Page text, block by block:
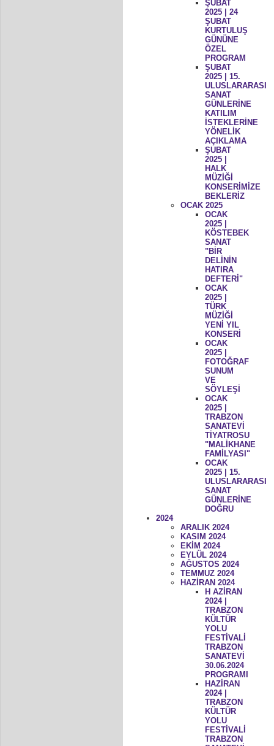
ŞUBAT
2025 | 24
ŞUBAT
KURTULUŞ
GÜNÜNE
ÖZEL
PROGRAM
ŞUBAT
2025 | 15.
ULUSLARARASI
SANAT
GÜNLERİNE
KATILIM
İSTEKLERİNE
YÖNELİK
AÇIKLAMA
ŞUBAT
2025 |
HALK
MÜZİĞİ
KONSERİMİZE
BEKLERİZ
OCAK 2025
OCAK
2025 |
KÖSTEBEK
SANAT
"BİR
DELİNİN
HATIRA
DEFTERİ"
OCAK
2025 |
TÜRK
MÜZİĞİ
YENİ YIL
KONSERİ
OCAK
2025 |
FOTOĞRAF
SUNUM
VE
SÖYLEŞİ
OCAK
2025 |
TRABZON
SANATEVİ
TİYATROSU
"MALİKHANE
FAMİLYASI"
OCAK
2025 | 15.
ULUSLARARASI
SANAT
GÜNLERİNE
DOĞRU
2024
ARALIK 2024
KASIM 2024
EKİM 2024
EYLÜL 2024
AĞUSTOS 2024
TEMMUZ 2024
HAZİRAN 2024
H AZİRAN
2024 |
TRABZON
KÜLTÜR
YOLU
FESTİVALİ
TRABZON
SANATEVİ
30.06.2024
PROGRAMI
HAZİRAN
2024 |
TRABZON
KÜLTÜR
YOLU
FESTİVALİ
TRABZON